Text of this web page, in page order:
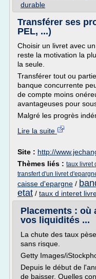
durable
Transférer ses
PEL, ...)
Choisir un livret avec
reste la motivation la
la seule.
Transférer tout ou
banque concurrente
de compte moins
avantageuses pour
Malgré les progrès
Lire la suite
Site : http://
Thèmes liés : taux livret
transfert d'un livret
caisse d'epargne /
etat / taux d interet
Placements : où
vos liquidités ...
La chute des taux
sans risque.
Getty Images/
Depuis le début de
de baisser. Quelles